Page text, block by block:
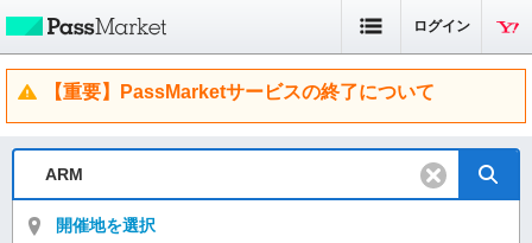
ログイン
【重要】PassMarketサービスの終了について
開催地を選択